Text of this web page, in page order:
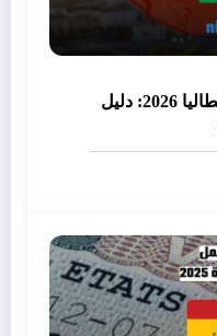
التسجيل في عقود العمل في إيطاليا 2026: دليل